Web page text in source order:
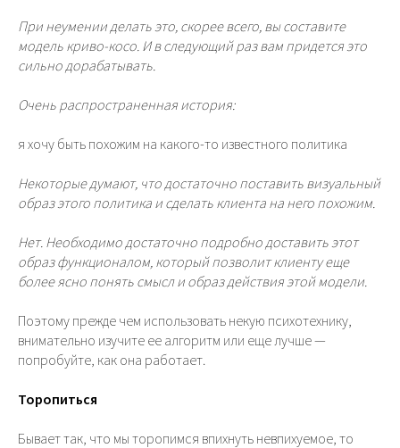
При неумении делать это, скорее всего, вы составите
модель криво-косо. И в следующий раз вам придется это
сильно дорабатывать.
Очень распространенная история:
я хочу быть похожим на какого-то известного политика
Некоторые думают, что достаточно поставить визуальный
образ этого политика и сделать клиента на него похожим.
Нет. Необходимо достаточно подробно доставить этот
образ функционалом, который позволит клиенту еще
более ясно понять смысл и образ действия этой модели.
Поэтому прежде чем использовать некую психотехнику,
внимательно изучите ее алгоритм или еще лучше —
попробуйте, как она работает.
Торопиться
Бывает так, что мы торопимся впихнуть невпихуемое, то